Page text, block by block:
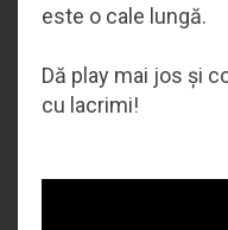
este o cale lungă.
Dă play mai jos și
cu lacrimi!